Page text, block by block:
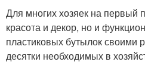
Для многих хозяек на первый
красота и декор, но и
пластиковых бутылок своими
десятки необходимых в